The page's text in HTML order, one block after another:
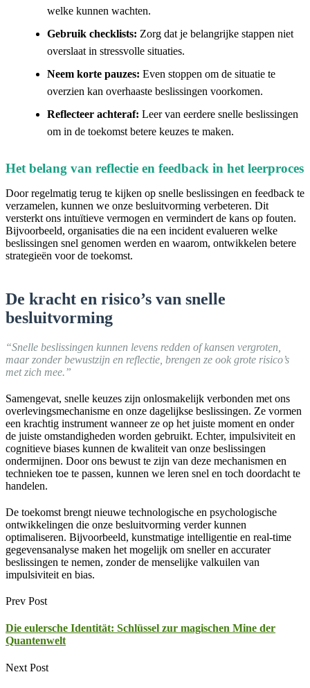
welke kunnen wachten.
Gebruik checklists: Zorg dat je belangrijke stappen niet
overslaat in stressvolle situaties.
Neem korte pauzes: Even stoppen om de situatie te
overzien kan overhaaste beslissingen voorkomen.
Reflecteer achteraf: Leer van eerdere snelle beslissingen
om in de toekomst betere keuzes te maken.
Het belang van reflectie en feedback in het leerproces
Door regelmatig terug te kijken op snelle beslissingen en feedback te
verzamelen, kunnen we onze besluitvorming verbeteren. Dit
versterkt ons intuïtieve vermogen en vermindert de kans op fouten.
Bijvoorbeeld, organisaties die na een incident evalueren welke
beslissingen snel genomen werden en waarom, ontwikkelen betere
strategieën voor de toekomst.
De kracht en risico’s van snelle
besluitvorming
“Snelle beslissingen kunnen levens redden of kansen vergroten,
maar zonder bewustzijn en reflectie, brengen ze ook grote risico’s
met zich mee.”
Samengevat, snelle keuzes zijn onlosmakelijk verbonden met ons
overlevingsmechanisme en onze dagelijkse beslissingen. Ze vormen
een krachtig instrument wanneer ze op het juiste moment en onder
de juiste omstandigheden worden gebruikt. Echter, impulsiviteit en
cognitieve biases kunnen de kwaliteit van onze beslissingen
ondermijnen. Door ons bewust te zijn van deze mechanismen en
technieken toe te passen, kunnen we leren snel en toch doordacht te
handelen.
De toekomst brengt nieuwe technologische en psychologische
ontwikkelingen die onze besluitvorming verder kunnen
optimaliseren. Bijvoorbeeld, kunstmatige intelligentie en real-time
gegevensanalyse maken het mogelijk om sneller en accurater
beslissingen te nemen, zonder de menselijke valkuilen van
impulsiviteit en bias.
Prev Post
Die eulersche Identität: Schlüssel zur magischen Mine der
Quantenwelt
Next Post